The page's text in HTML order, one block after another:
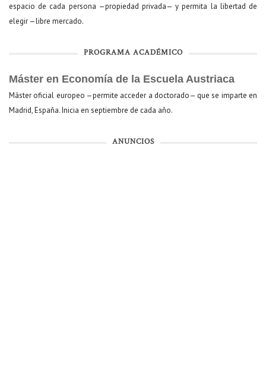
espacio de cada persona —propiedad privada— y permita la libertad de
elegir —libre mercado.
PROGRAMA ACADÉMICO
Máster en Economía de la Escuela Austriaca
Máster oficial europeo —permite acceder a doctorado— que se imparte en
Madrid, España. Inicia en septiembre de cada año.
ANUNCIOS